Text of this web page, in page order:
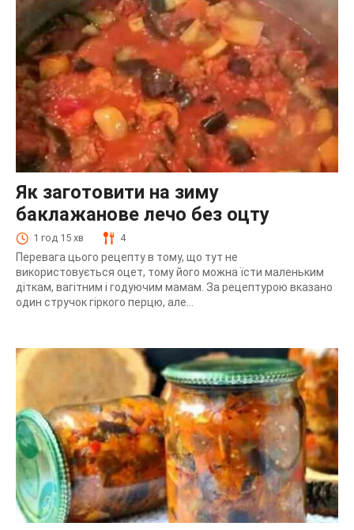
Як заготовити на зиму
баклажанове лечо без оцту
1 год 15 хв 4
Перевага цього рецепту в тому, що тут не
використовується оцет, тому його можна їсти маленьким
діткам, вагітним і годуючим мамам. За рецептурою вказано
один стручок гіркого перцю, але...